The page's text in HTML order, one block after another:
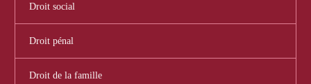
Droit social
Droit pénal
Droit de la famille